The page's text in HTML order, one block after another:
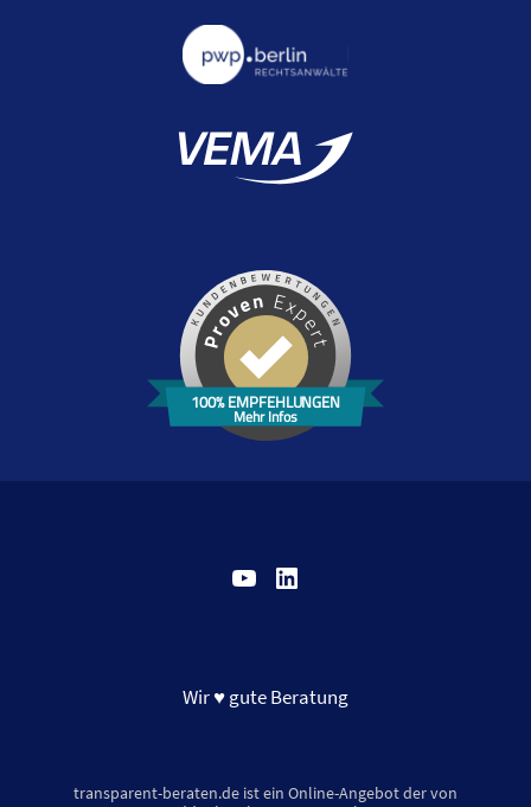
100% EMPFEHLUNGEN
Mehr Infos
YouTube LinkedIn
Wir ♥ gute Beratung
transparent-beraten.de ist ein Online-Angebot der von